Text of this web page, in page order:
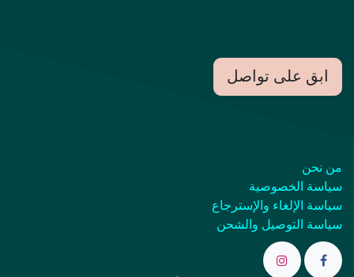
ابق على تواصل
من نحن
سياسة الخصوصية
سياسة الإلغاء والإسترجاع
سياسة التوصيل والشحن